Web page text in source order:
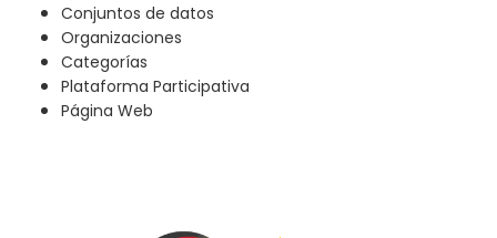
Conjuntos de datos
Organizaciones
Categorías
Plataforma Participativa
Página Web